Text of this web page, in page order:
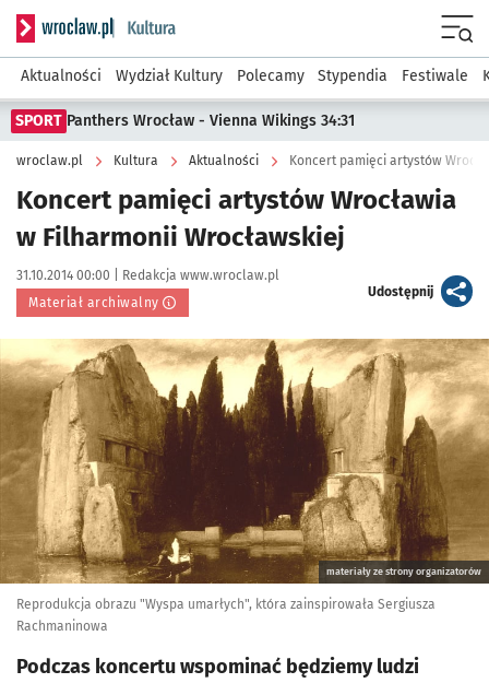
Serwis informacyjny wroclaw.pl podserwis: Kultura
Aktualności Wydział Kultury Polecamy Stypendia Festiwale
SPORT Panthers Wrocław - Vienna Wikings 34:31
wroclaw.pl Kultura Aktualności Koncert pamięci artystów
Koncert pamięci artystów Wrocławia
w Filharmonii Wrocławskiej
Data publikacji:
31.10.2014 00:00 | Autor:
Redakcja www.wroclaw.pl
Materiał archiwalny
Udostępnijartykuł
Kliknij, aby powiększyć
materiały ze strony organizatorów
Reprodukcja obrazu "Wyspa umarłych", która zainspirowała Sergiusza
Rachmaninowa
Podczas koncertu wspominać będziemy ludzi